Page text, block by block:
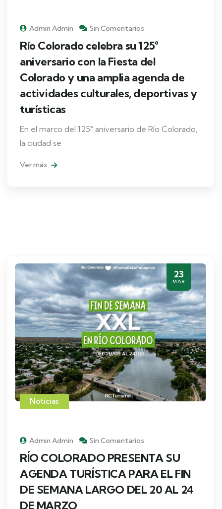
Admin Admin Sin Comentarios
Río Colorado celebra su 125°
aniversario con la Fiesta del
Colorado y una amplia agenda de
actividades culturales, deportivas y
turísticas
En el marco del 125° aniversario de Río Colorado,
la ciudad se
Ver más
23
MAR
Noticias
Admin Admin Sin Comentarios
RÍO COLORADO PRESENTA SU
AGENDA TURÍSTICA PARA EL FIN
DE SEMANA LARGO DEL 20 AL 24
DE MARZO